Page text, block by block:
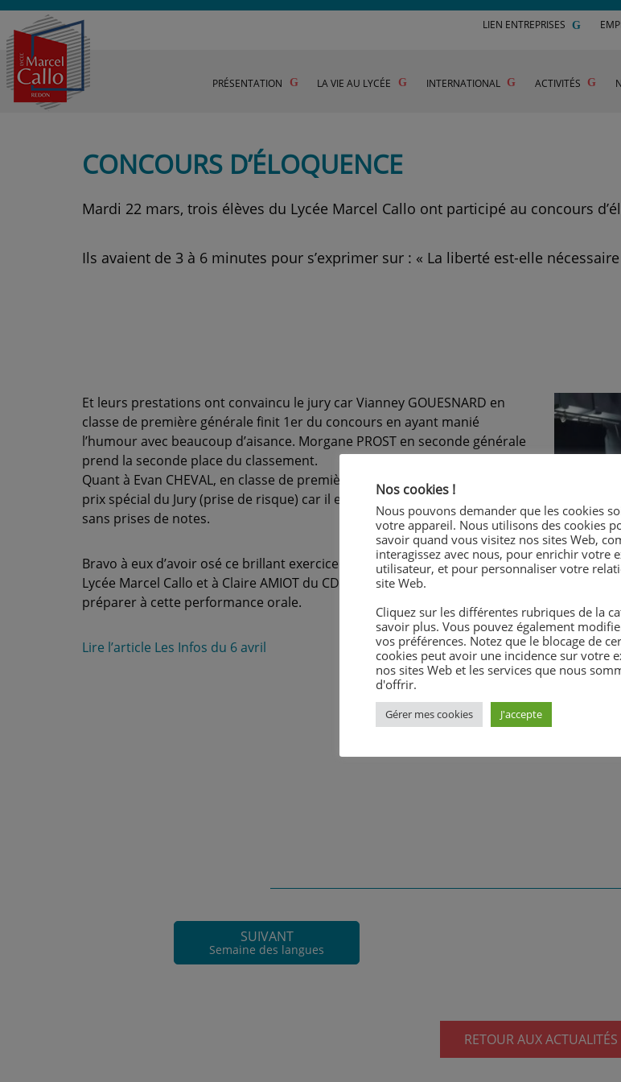
LIEN ENTREPRISES
PRÉSENTATION LA VIE AU LYCÉE INTERNATIONAL ACTIVITÉS
CONCOURS D’ÉLOQUENCE
Mardi 22 mars, trois élèves du Lycée Marcel Callo ont participé au concours
Ils avaient de 3 à 6 minutes pour s’exprimer sur : « La liberté est-elle
Et leurs prestations ont convaincu le jury car Vianney GOUESNARD en
classe de première générale finit 1er du concours en ayant manié
l’humour avec beaucoup d’aisance. Morgane PROST en seconde générale
prend la seconde place du classement.
Quant à Evan CHEVAL, en classe de première générale, il revient avec un
prix spécial du Jury (prise de risque) car il est le seul à s’être présenté
sans prises de notes.
Bravo à eux d’avoir osé ce brillant exercice et merci aux professeurs du
Lycée Marcel Callo et à Claire AMIOT du CDI qui les ont aidés à se
préparer à cette performance orale.
Lire l’article Les Infos du 6 avril
SUIVANT
Semaine des langues
RETOUR AUX ACTUALITÉS
Nos cookies !
Nous pouvons demander que les cookies
votre appareil. Nous utilisons des cookies
savoir quand vous visitez nos sites Web,
interagissez avec nous, pour enrichir votre
utilisateur, et pour personnaliser votre
site Web.
Cliquez sur les différentes rubriques de la
savoir plus. Vous pouvez également
vos préférences. Notez que le blocage de
cookies peut avoir une incidence sur votre
nos sites Web et les services que nous
d'offrir.
Gérer mes cookies J'accepte